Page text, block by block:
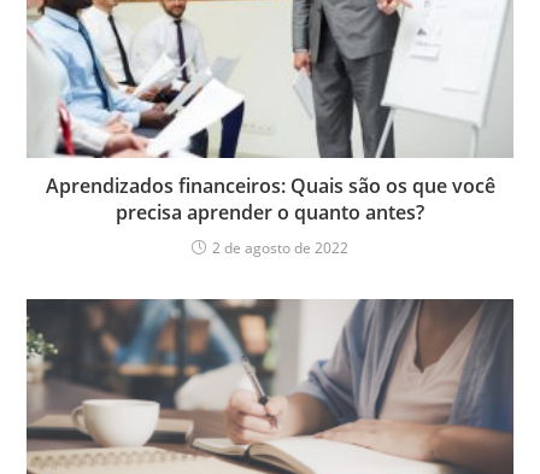
Aprendizados financeiros: Quais são os que você
precisa aprender o quanto antes?
2 de agosto de 2022